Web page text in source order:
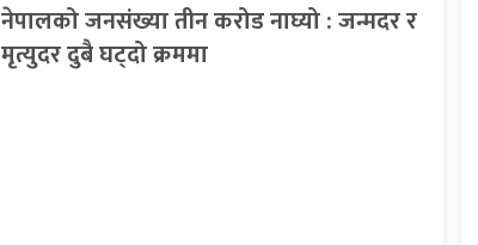
नेपालको जनसंख्या तीन करोड नाघ्यो : जन्मदर र
मृत्युदर दुबै घट्दो क्रममा